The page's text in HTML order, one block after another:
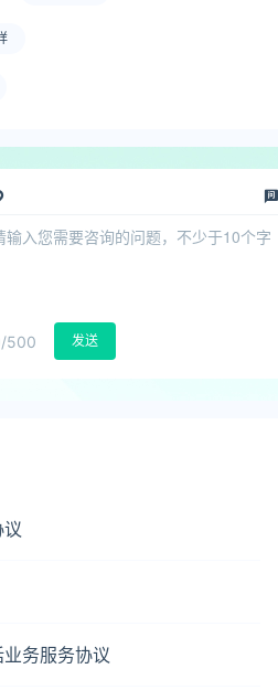
/500 发送
务服务协议